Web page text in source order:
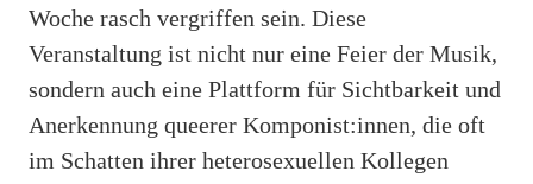
Woche rasch vergriffen sein. Diese
Veranstaltung ist nicht nur eine Feier der Musik,
sondern auch eine Plattform für Sichtbarkeit und
Anerkennung queerer Komponist:innen, die oft
im Schatten ihrer heterosexuellen Kollegen